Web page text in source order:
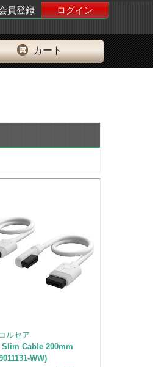
員登録
ログイン
カート
ルセア
Slim Cable 200mm
WW)